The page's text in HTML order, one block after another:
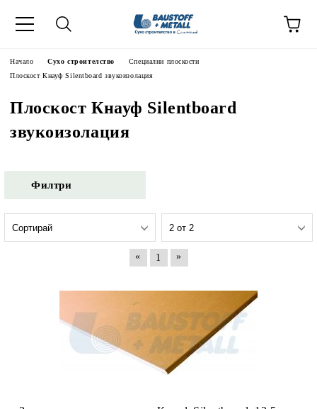
Начало Сухо строителство
Специални плоскости
Плоскост Кнауф Silentboard звукоизолация
Плоскост Кнауф Silentboard
звукоизолация
Филтри
« 1 »